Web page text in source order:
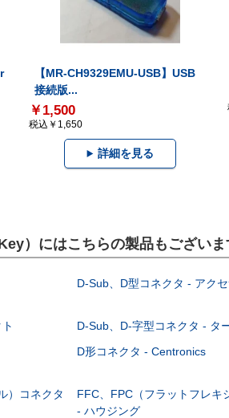
【MR-CH9329EMU-USB】USB
接続版...
￥1,500
税込￥1,650
詳細を見る
）にはこちらの製品もございま
D-Sub、D型コネクタ - アクセ
D-Sub、D-字型コネクタ - タ
D形コネクタ - Centronics
）コネクタ
FFC、FPC（フラットフレキ
- ハウジング